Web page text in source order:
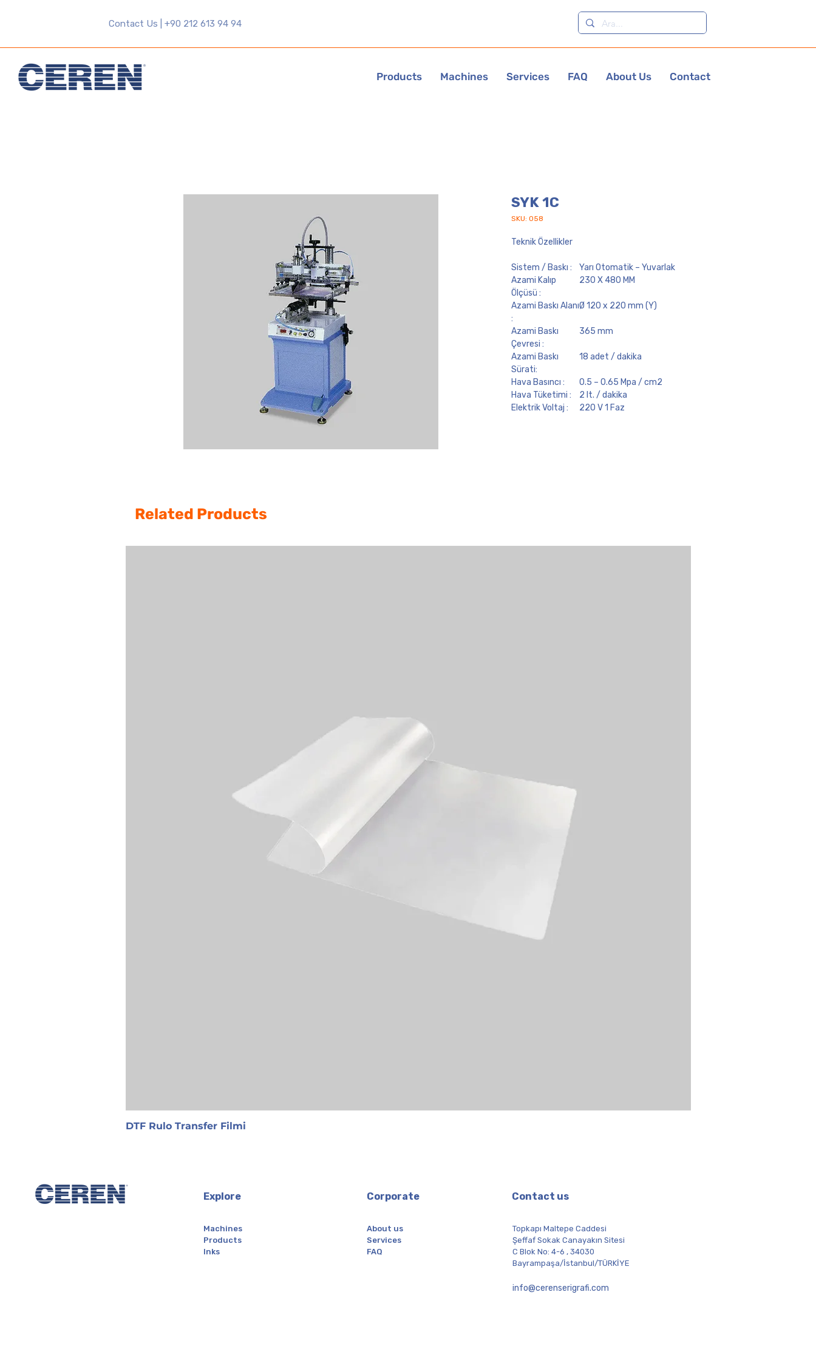
Contact Us | +90 212 613 94 94
Products Machines Services FAQ About Us Contact
SYK 1C
SKU: 058
Teknik Özellikler
Sistem / Baskı :
Yarı Otomatik – Yuvarlak
Azami Kalıp
Ölçüsü :
230 X 480 MM
Azami Baskı Alanı
:
Ø 120 x 220 mm (Y)
Azami Baskı
Çevresi :
365 mm
Azami Baskı
Sürati:
18 adet / dakika
Hava Basıncı :
0.5 – 0.65 Mpa / cm2
Hava Tüketimi :
2 lt. / dakika
Elektrik Voltaj :
220 V 1 Faz
Related Products
DTF Rulo Transfer Filmi
Explore
Machines
Products
Inks
Corporate
About us
Services
FAQ
Contact us
Topkapı Maltepe Caddesi
Şeffaf Sokak Canayakın Sitesi
C Blok No: 4-6 , 34030
Bayrampaşa/İstanbul/TÜRKİYE
info@cerenserigrafi.com